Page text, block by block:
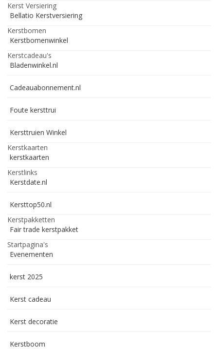
Kerst Versiering
Bellatio Kerstversiering
Kerstbomen
Kerstbomenwinkel
Kerstcadeau's
Bladenwinkel.nl
Cadeauabonnement.nl
Foute kersttrui
Kersttruien Winkel
Kerstkaarten
kerstkaarten
Kerstlinks
Kerstdate.nl
Kersttop50.nl
Kerstpakketten
Fair trade kerstpakket
Startpagina's
Evenementen
kerst 2025
Kerst cadeau
Kerst decoratie
Kerstboom